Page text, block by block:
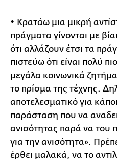
• Κρατάω μια μικρή
πράγματα γίνονται με
ότι αλλάζουν έτσι τα
πιστεύω ότι είναι πολύ
μεγάλα κοινωνικά
το πρίσμα της τέχνης.
αποτελεσματικό για
παράσταση που να
ανισότητας παρά να του
για την ανισότητα».
έρθει μαλακά, να το